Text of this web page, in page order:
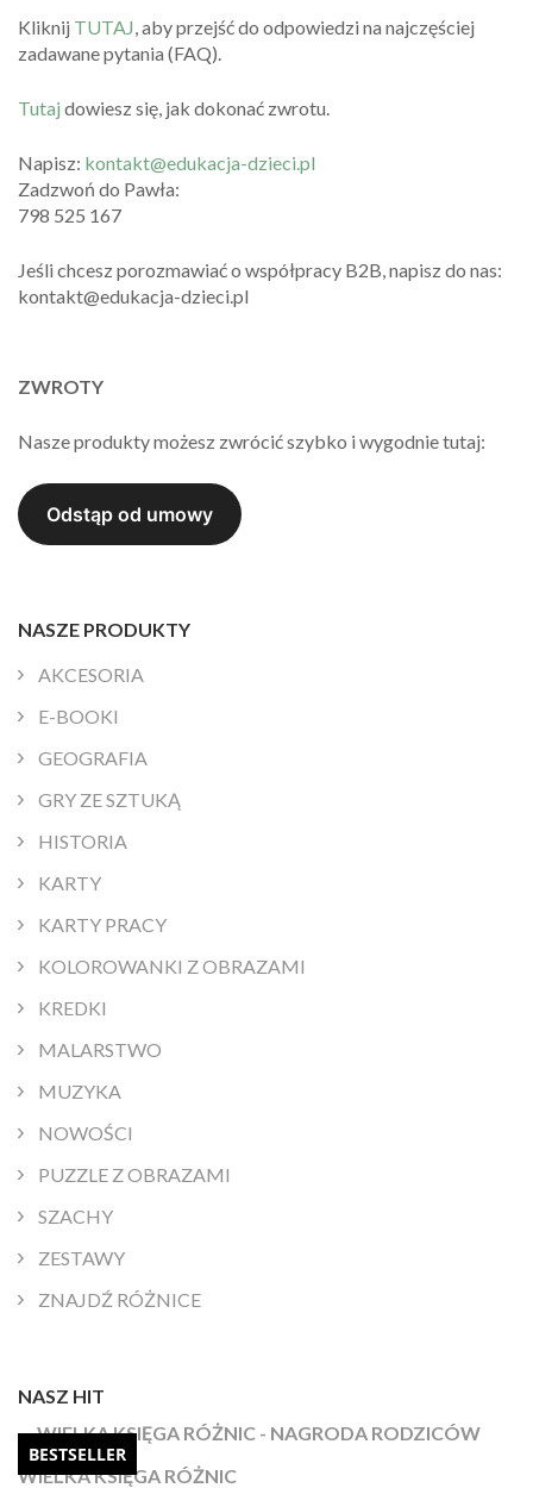
Kliknij TUTAJ, aby przejść do odpowiedzi na najczęściej
zadawane pytania (FAQ).
Tutaj dowiesz się, jak dokonać zwrotu.
Napisz: kontakt@edukacja-dzieci.pl
Zadzwoń do Pawła:
798 525 167
Jeśli chcesz porozmawiać o współpracy B2B, napisz do nas:
kontakt@edukacja-dzieci.pl
ZWROTY
Nasze produkty możesz zwrócić szybko i wygodnie tutaj:
NASZE PRODUKTY
AKCESORIA
E-BOOKI
GEOGRAFIA
GRY ZE SZTUKĄ
HISTORIA
KARTY
KARTY PRACY
KOLOROWANKI Z OBRAZAMI
KREDKI
MALARSTWO
MUZYKA
NOWOŚCI
PUZZLE Z OBRAZAMI
SZACHY
ZESTAWY
ZNAJDŹ RÓŻNICE
NASZ HIT
BESTSELLER
WIELKA KSIĘGA RÓŻNIC